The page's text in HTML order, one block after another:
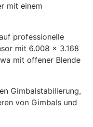
mit einem
professionelle
mit 6.008 x 3.168
mit offener Blende
Gimbalstabilierung,
von Gimbals und